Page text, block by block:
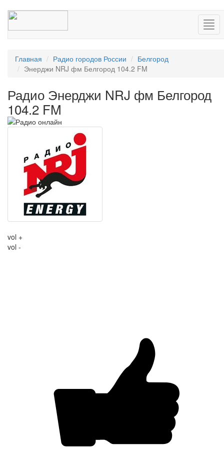
Главная Радио городов России
Белгород
Энерджи NRJ фм Белгород 104.2 FM
Радио Энерджи NRJ фм Белгород
104.2 FM
vol +
vol -